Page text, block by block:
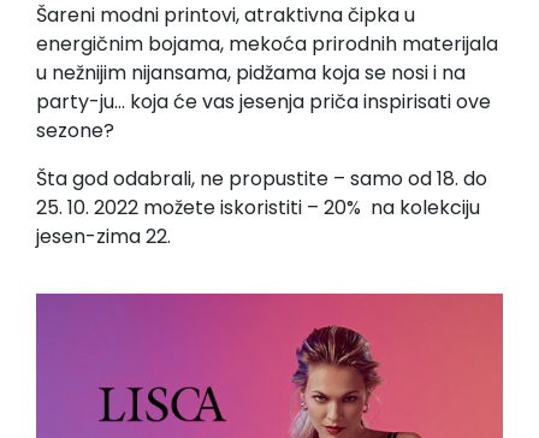
Šareni modni printovi, atraktivna čipka u
energičnim bojama, mekoća prirodnih materijala
u nežnijim nijansama, pidžama koja se nosi i na
party-ju… koja će vas jesenja priča inspirisati ove
sezone?
Šta god odabrali, ne propustite – samo od 18. do
25. 10. 2022 možete iskoristiti – 20% na kolekciju
jesen-zima 22.